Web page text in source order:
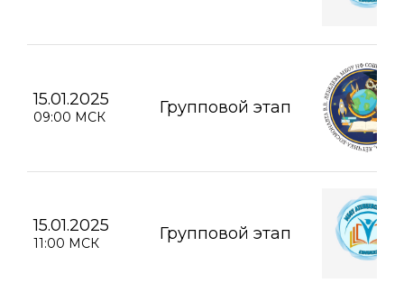
15.01.2025
09:00 МСК Групповой этап
15.01.2025
11:00 МСК Групповой этап